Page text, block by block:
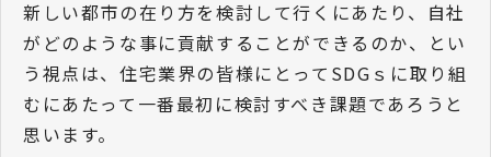
新しい都市の在り方を検討して行くにあたり、自社
がどのような事に貢献することができるのか、とい
う視点は、住宅業界の皆様にとってSDGｓに取り組
むにあたって一番最初に検討すべき課題であろうと
思います。